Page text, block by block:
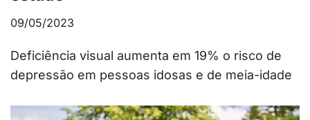
09/05/2023
Deficiência visual aumenta em 19% o risco de
depressão em pessoas idosas e de meia-idade